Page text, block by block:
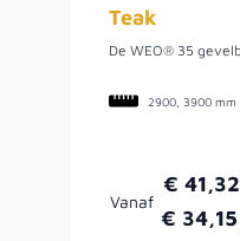
Teak
2900, 3900 mm
Vanaf
€ 41,32
€ 34,15